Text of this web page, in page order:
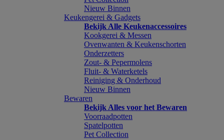
Nieuw Binnen
Keukengerei & Gadgets
Bekijk Alle Keukenaccessoires
Kookgerei & Messen
Ovenwanten & Keukenschorten
Onderzetters
Zout- & Pepermolens
Fluit- & Waterketels
Reiniging & Onderhoud
Nieuw Binnen
Bewaren
Bekijk Alles voor het Bewaren
Voorraadpotten
Spatelpotten
Pet Collection